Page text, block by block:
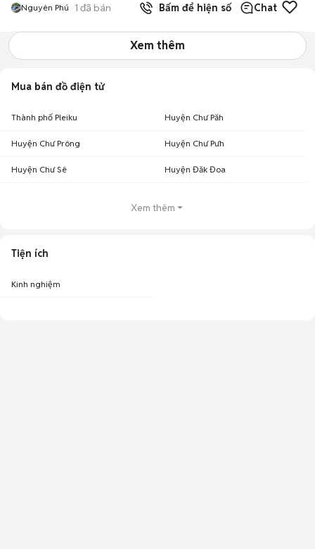
Nguyên Phú 1 đã bán Bấm để hiện số Chat
Xem thêm
Mua bán đồ điện tử
Thành phố Pleiku Huyện Chư Păh
Huyện Chư Prông Huyện Chư Pưh
Huyện Chư Sê Huyện Đăk Đoa
Xem thêm
Tiện ích
Kinh nghiệm